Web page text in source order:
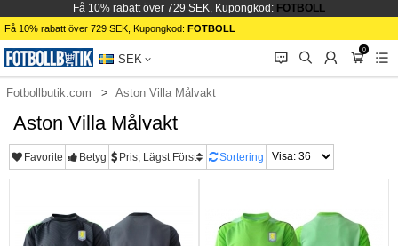
Få 10% rabatt över 729 SEK, Kupongkod: FOTBOLL
Få 10% rabatt över 729 SEK, Kupongkod: FOTBOLL
SEK 󰂱 󰂨 󰃳
0
󰃦 󰃖
Fotbollbutik.com Aston Villa Målvakt
Aston Villa Målvakt
Favorite Betyg Pris, Lägst Först Sortering